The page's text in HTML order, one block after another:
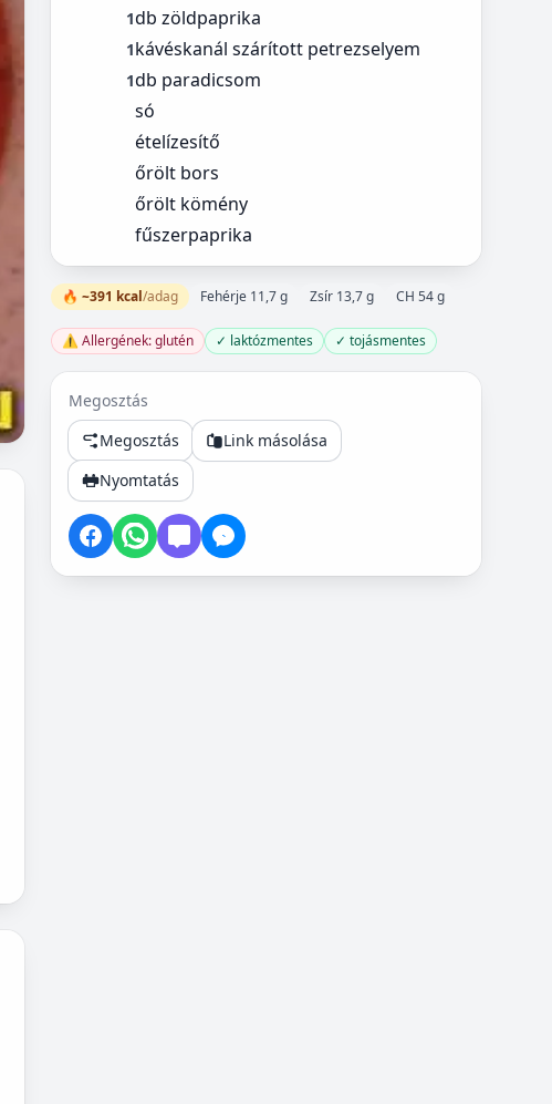
1db zöldpaprika
1kávéskanál szárított petrezselyem
1db paradicsom
só
ételízesítő
őrölt bors
őrölt kömény
fűszerpaprika
🔥 ~391 kcal/adag Fehérje 11,7 g Zsír 13,7 g CH 54 g
⚠️ Allergének: glutén ✓ laktózmentes ✓ tojásmentes
Megosztás
Megosztás
Link másolása
Nyomtatás